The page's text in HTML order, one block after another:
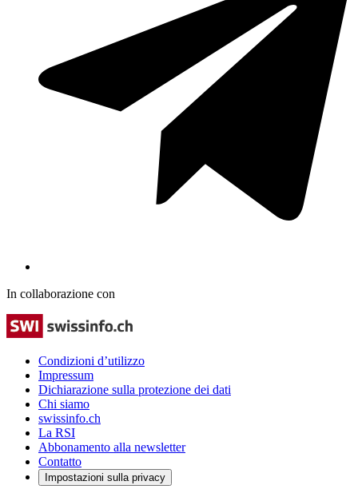
In collaborazione con
Condizioni d’utilizzo
Impressum
Dichiarazione sulla protezione dei dati
Chi siamo
swissinfo.ch
La RSI
Abbonamento alla newsletter
Contatto
Impostazioni sulla privacy